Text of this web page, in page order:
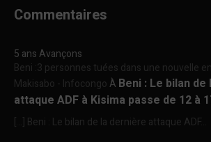
Commentaires
5 ans Avançons
Beni :3 personnes tuées dans une nouvelle
Makisabo - InfocongoÀ Beni : Le bilan
attaque ADF à Kisima passe de 12 à
[…] Beni : Le bilan de la dernière attaque ADF...